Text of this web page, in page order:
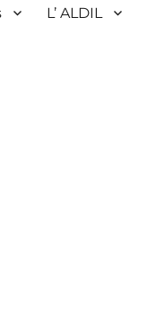
L’ ALDIL